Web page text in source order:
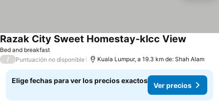
Bed and breakfast
Razak City Sweet Homestay-klcc View
/ Puntuación no disponible Kuala Lumpur, a 19.3 km de: Shah Alam
Elige fechas para ver los precios exactos
Ver precios